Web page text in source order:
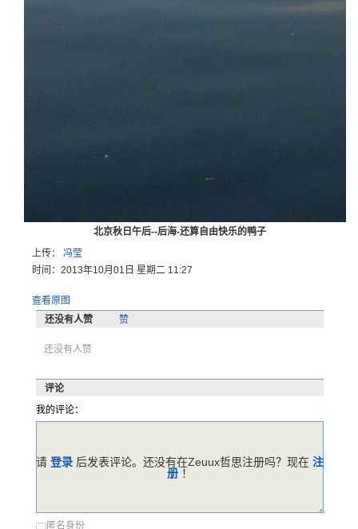
北京秋日午后--后海-还算自由快乐的鸭子
上传： 冯莹
时间：2013年10月01日 星期二 11:27
查看原图
还没有人赞
赞
还没有人赞
评论
我的评论：
匿名身份
请 登录 后发表评论。还没有在Zeuux哲思注册吗？现在 注
册 ！